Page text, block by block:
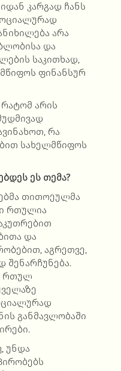
კარგად ჩანს
არა
და
საკითხად,
ფინანსურ
რატომ არის
რა
სახელმწიფოს
ეს თემა?
თითოეულმა
რთულია
და
აგრეთვე,
შენარჩუნება.
რთულ
განმავლობაში
უნდა